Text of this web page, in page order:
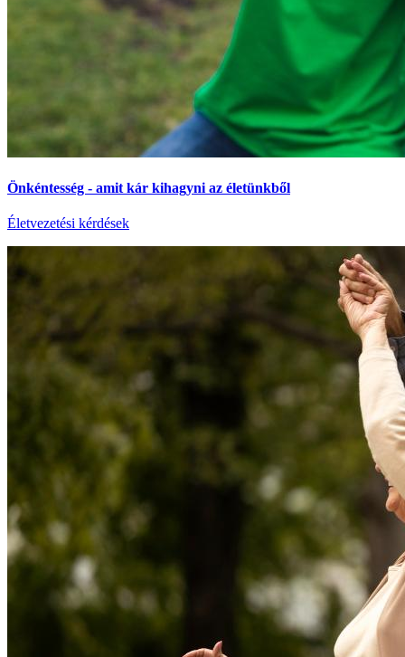
Önkéntesség - amit kár kihagyni az életünkből
Életvezetési kérdések